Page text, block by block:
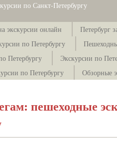
по Санкт-Петербургу
экскурсии онлайн
Петербург
по Петербургу
Петербургу
Экскурсии по
по Петербургу
Обзорные
пешеходные